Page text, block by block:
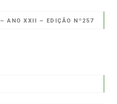
ANO XXII – EDIÇÃO Nº257